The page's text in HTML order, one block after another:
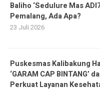
Baliho ‘Sedulure Mas
Pemalang, Ada Apa?
23 Juli 2026
Puskesmas Kalibakung
‘GARAM CAP BINTANG’
Perkuat Layanan